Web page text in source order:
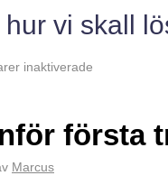
hur vi skall
inaktiverade
första
Marcus